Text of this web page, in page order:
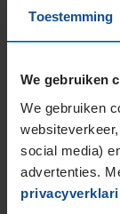
Toestemming
We gebruiken
We gebruiken
social media)
advertenties.
Item
of
3